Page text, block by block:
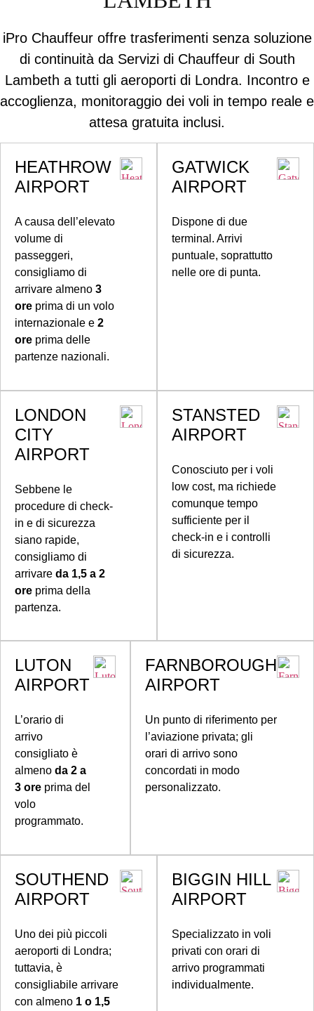
iPro Chauffeur offre trasferimenti senza soluzione
di continuità da Servizi di Chauffeur di South
Lambeth a tutti gli aeroporti di Londra. Incontro e
accoglienza, monitoraggio dei voli in tempo reale e
attesa gratuita inclusi.
HEATHROW
AIRPORT
A causa dell’elevato
volume di
passeggeri,
consigliamo di
arrivare almeno 3
ore prima di un volo
internazionale e 2
ore prima delle
partenze nazionali.
GATWICK
AIRPORT
Dispone di due
terminal. Arrivi
puntuale, soprattutto
nelle ore di punta.
LONDON
CITY
AIRPORT
Sebbene le
procedure di check-
in e di sicurezza
siano rapide,
consigliamo di
arrivare da 1,5 a 2
ore prima della
partenza.
STANSTED
AIRPORT
Conosciuto per i voli
low cost, ma richiede
comunque tempo
sufficiente per il
check-in e i controlli
di sicurezza.
LUTON
AIRPORT
L’orario di
arrivo
consigliato è
almeno da 2 a
3 ore prima del
volo
programmato.
FARNBOROUGH
AIRPORT
Un punto di riferimento per
l’aviazione privata; gli
orari di arrivo sono
concordati in modo
personalizzato.
SOUTHEND
AIRPORT
Uno dei più piccoli
aeroporti di Londra;
tuttavia, è
consigliabile arrivare
con almeno 1 o 1,5
BIGGIN HILL
AIRPORT
Specializzato in voli
privati con orari di
arrivo programmati
individualmente.